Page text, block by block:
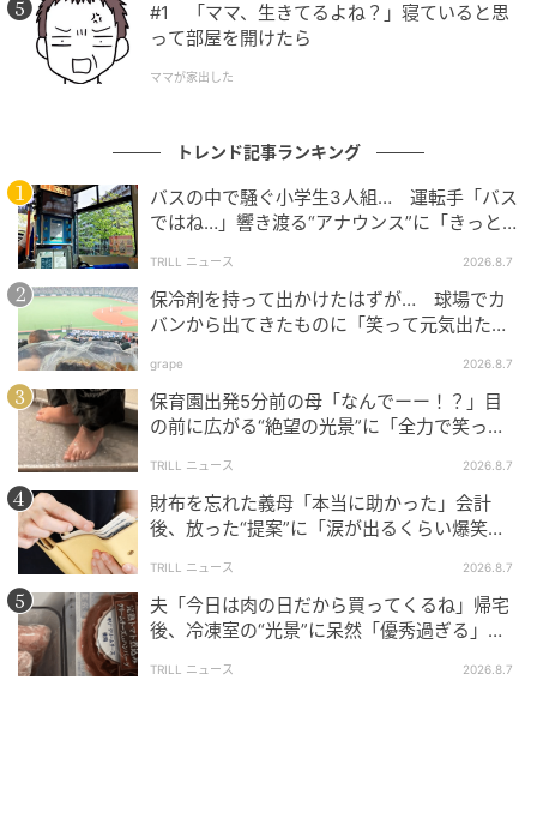
さらに、店内にはBANILA COの人気商品であるクッシ
ョンファンデーションの大型モニュメントも展示され
ています。商品と一緒に撮影すれば、SNS映えする素
敵な写真が撮れそうです。
#1 「ママ、生きてるよね？」寝ていると思
って部屋を開けたら
ママが家出した
トレンド記事ランキング
バスの中で騒ぐ小学生3人組… 運転手「バス
ではね…」響き渡る“アナウンス”に「きっと
TRILL ニュース 2026.8.7
保冷剤を持って出かけたはずが… 球場でカ
バンから出てきたものに「笑って元気出た」
grape 2026.8.7
保育園出発5分前の母「なんでーー！？」目
の前に広がる“絶望の光景”に「全力で笑っ
TRILL ニュース 2026.8.7
財布を忘れた義母「本当に助かった」会計
後、放った“提案”に「涙が出るくらい爆笑」
TRILL ニュース 2026.8.7
夫「今日は肉の日だから買ってくるね」帰宅
後、冷凍室の“光景”に呆然「優秀過ぎる」
TRILL ニュース 2026.8.7